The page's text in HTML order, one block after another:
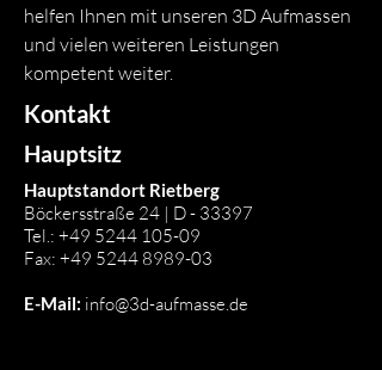
helfen Ihnen mit unseren 3D Aufmassen
und vielen weiteren Leistungen
kompetent weiter.
Kontakt
Hauptsitz
Hauptstandort Rietberg
Böckersstraße 24 | D - 33397
Tel.: +49 5244 105-09
Fax: +49 5244 8989-03
E-Mail: info@3d-aufmasse.de